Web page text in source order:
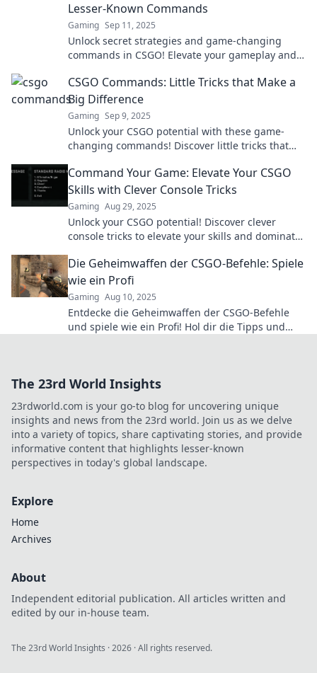
Lesser-Known Commands
Gaming Sep 11, 2025
Unlock secret strategies and game-changing
commands in CSGO! Elevate your gameplay and
CSGO Commands: Little Tricks that Make a
Big Difference
Gaming Sep 9, 2025
Unlock your CSGO potential with these game-
changing commands! Discover little tricks that
experience.
Command Your Game: Elevate Your CSGO
Skills with Clever Console Tricks
Gaming Aug 29, 2025
Unlock your CSGO potential! Discover clever
console tricks to elevate your skills and dominate
Die Geheimwaffen der CSGO-Befehle: Spiele
wie ein Profi
Gaming Aug 10, 2025
Entdecke die Geheimwaffen der CSGO-Befehle
und spiele wie ein Profi! Hol dir die Tipps und
The 23rd World Insights
23rdworld.com is your go-to blog for uncovering unique
insights and news from the 23rd world. Join us as we delve
into a variety of topics, share captivating stories, and provide
informative content that highlights lesser-known
perspectives in today's global landscape.
Explore
Home
Archives
About
Independent editorial publication. All articles written and
edited by our in-house team.
The 23rd World Insights ·2026 · All rights reserved.